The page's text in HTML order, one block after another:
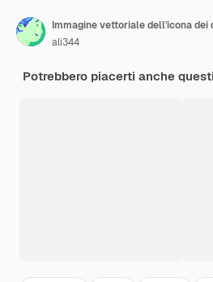
ali344
Potrebbero piacerti anche